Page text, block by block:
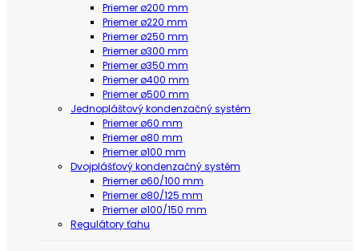
Priemer ø200 mm
Priemer ø220 mm
Priemer ø250 mm
Priemer ø300 mm
Priemer ø350 mm
Priemer ø400 mm
Priemer ø500 mm
Jednopláštový kondenzačný systém
Priemer ø60 mm
Priemer ø80 mm
Priemer ø100 mm
Dvojplášťový kondenzačný systém
Priemer ø60/100 mm
Priemer ø80/125 mm
Priemer ø100/150 mm
Regulátory ťahu